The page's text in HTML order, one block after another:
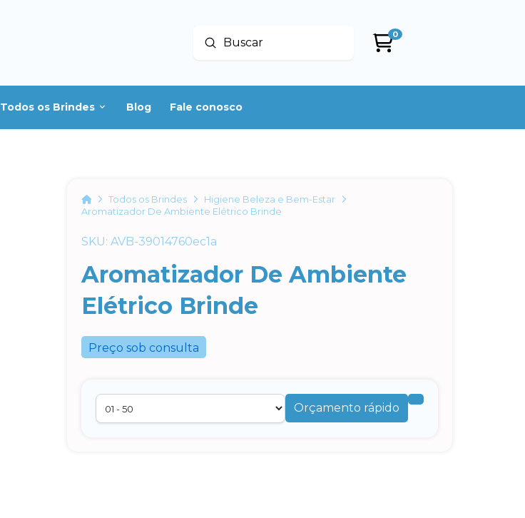
Buscar
Enviar
0
Todos os Brindes Blog Fale conosco
HomeTodos os Brindes
Higiene Beleza e Bem-Estar
Aromatizador De Ambiente Elétrico Brinde
SKU: AVB-39014760ec1a
Aromatizador De Ambiente
Elétrico Brinde
Preço sob consulta
Orçamento rápido